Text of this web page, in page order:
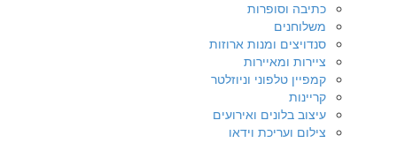
כתיבה וסופרות
משלוחנים
סנדויצים ומנות ארוזות
ציירות ומאיירות
קמפיין טלפוני וניוזלטר
קריינות
עיצוב בלונים ואירועים
צילום ועריכת וידאו